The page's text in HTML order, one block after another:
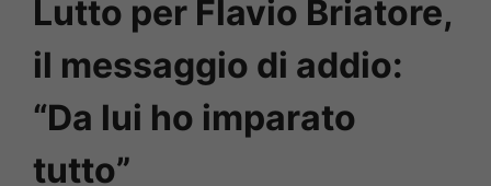
Lutto per Flavio Briatore,
il messaggio di addio:
“Da lui ho imparato
tutto”